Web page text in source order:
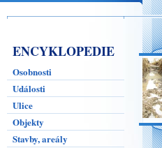
ENCYKLOPEDIE
Osobnosti
Události
Ulice
Objekty
Stavby, areály